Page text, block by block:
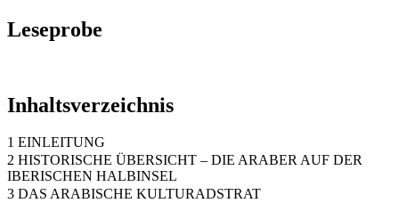
Leseprobe
Inhaltsverzeichnis
1 EINLEITUNG
2 HISTORISCHE ÜBERSICHT – DIE ARABER AUF DER
IBERISCHEN HALBINSEL
3 DAS ARABISCHE KULTURADSTRAT